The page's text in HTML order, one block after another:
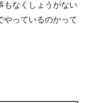
もなくしょうがない
やっているのかって